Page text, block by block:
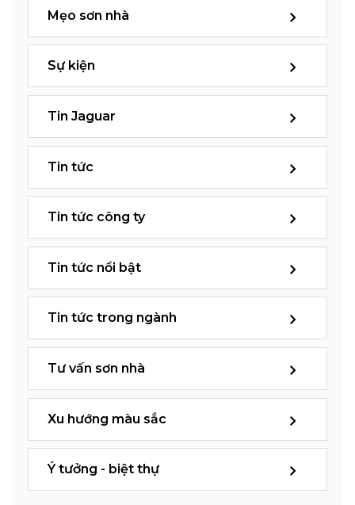
Mẹo sơn nhà
Sự kiện
Tin Jaguar
Tin tức
Tin tức công ty
Tin tức nổi bật
Tin tức trong ngành
Tư vấn sơn nhà
Xu hướng màu sắc
Ý tưởng - biệt thự